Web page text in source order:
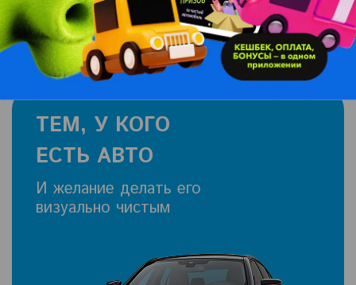
ТЕМ, У КОГО
ЕСТЬ АВТО
И желание делать его
визуально чистым